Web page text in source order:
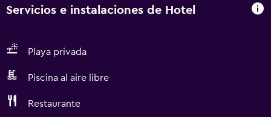
Servicios e instalaciones de Hotel
Playa privada
Piscina al aire libre
Restaurante